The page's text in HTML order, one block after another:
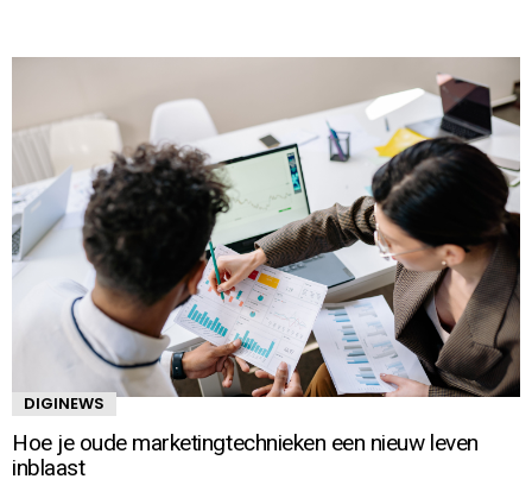
DIGINEWS
Hoe je oude marketingtechnieken een nieuw leven
inblaast